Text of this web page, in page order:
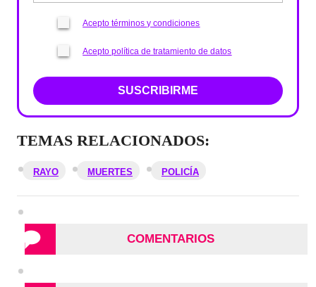
Acepto términos y condiciones
Acepto política de tratamiento de datos
SUSCRIBIRME
TEMAS RELACIONADOS:
RAYO MUERTES POLICÍA
COMENTARIOS